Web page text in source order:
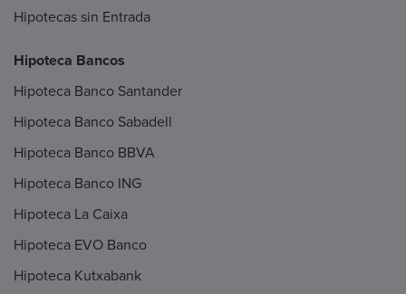
Hipotecas sin Entrada
Hipoteca Bancos
Hipoteca Banco Santander
Hipoteca Banco Sabadell
Hipoteca Banco BBVA
Hipoteca Banco ING
Hipoteca La Caixa
Hipoteca EVO Banco
Hipoteca Kutxabank